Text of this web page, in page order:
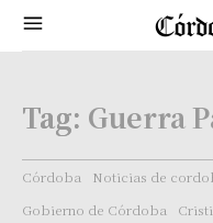
Tag: Guerra
Córdoba Noticias de
Gobierno de Córdoba